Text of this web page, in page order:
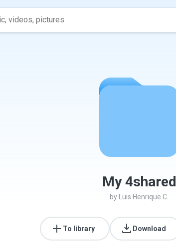
My 4shared
by Luis Henrique C.
To library Download